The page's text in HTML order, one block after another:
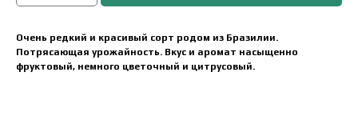
Очень редкий и красивый сорт родом из Бразилии.
Потрясающая урожайность. Вкус и аромат насыщенно
фруктовый, немного цветочный и цитрусовый.